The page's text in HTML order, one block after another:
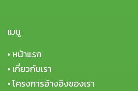
เมนู
• หน้าแรก
• เกี่ยวกับเรา
•โครงการอ้างอิงของเรา